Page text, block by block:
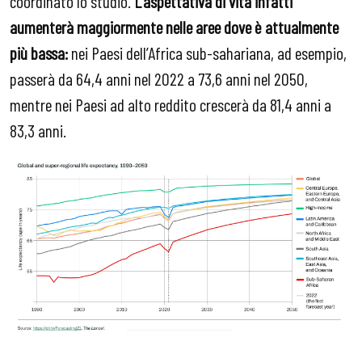
aumenterà maggiormente nelle aree dove è attualmente
più bassa:nei Paesi dell’Africa sub-sahariana, ad esempio,
passerà da 64,4 anni nel 2022 a 73,6 anni nel 2050,
mentre nei Paesi ad alto reddito crescerà da 81,4 anni a
83,3 anni.